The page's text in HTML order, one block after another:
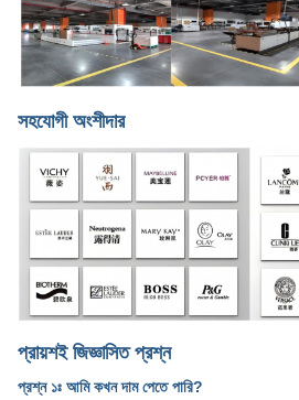
সহযোগী অংশীদার
প্রায়শই জিজ্ঞাসিত প্রশ্ন
প্রশ্ন ১ঃ আমি কখন দাম পেতে পারি?